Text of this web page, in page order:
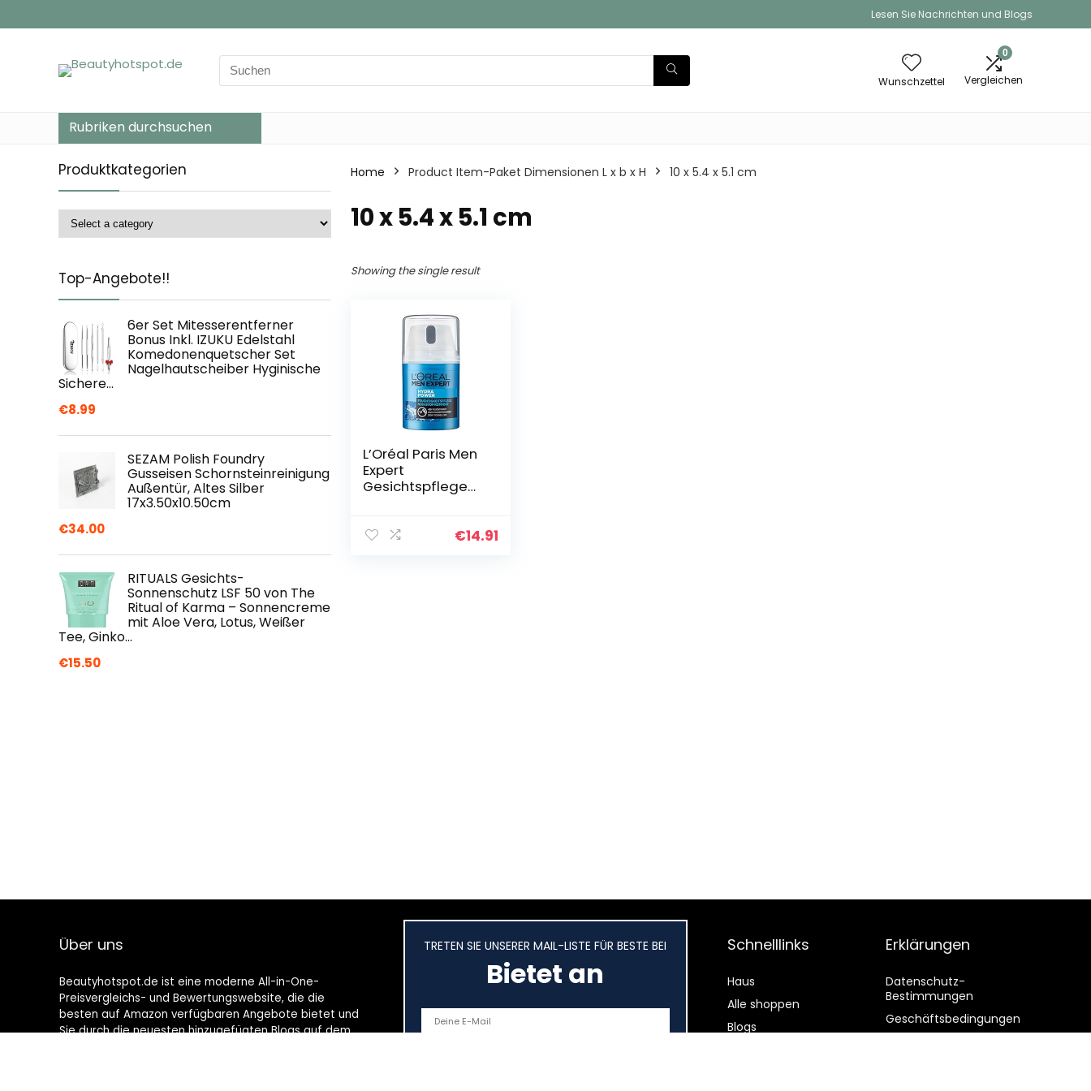
Lesen Sie Nachrichten und Blogs
Search
for:
Wunschzettel
0
Vergleichen
Rubriken durchsuchen
Produktkategorien
Top-Angebote!!
6er Set Mitesserentferner
Bonus Inkl. IZUKU Edelstahl
Komedonenquetscher Set
Nagelhautscheiber Hyginische
Sichere…
€8.99
SEZAM Polish Foundry
Gusseisen Schornsteinreinigung
Außentür, Altes Silber
17x3.50x10.50cm
€34.00
RITUALS Gesichts-
Sonnenschutz LSF 50 von The
Ritual of Karma – Sonnencreme
mit Aloe Vera, Lotus, Weißer
Tee, Ginko…
€15.50
Home Product Item-Paket Dimensionen L x b x H ‎10 x 5.4 x 5.1 cm
‎10 x 5.4 x 5.1 cm
Showing the single result
L’Oréal Paris Men
Expert
Gesichtspflege
mit
€14.91
Über uns
Beautyhotspot.de ist eine moderne All-in-One-
Preisvergleichs- und Bewertungswebsite, die die
besten auf Amazon verfügbaren Angebote bietet und
Sie durch die neuesten hinzugefügten Blogs auf dem
TRETEN SIE UNSERER MAIL-LISTE FÜR BESTE BEI
Bietet an
Schnelllinks
Haus
Alle shoppen
Blogs
Erklärungen
Datenschutz-
Bestimmungen
Geschäftsbedingungen